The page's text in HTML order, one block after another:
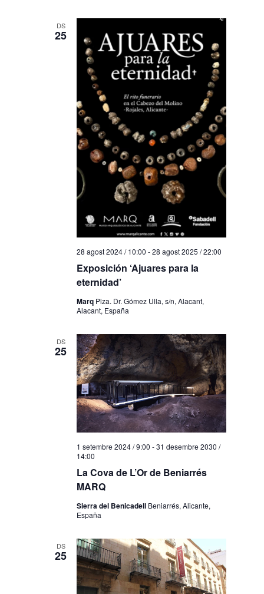
DS
25
Exposición ‘Ajuares para la
eternidad’
28 agost 2024 / 10:00 -28 agost 2025 / 22:00
Marq Plza. Dr. Gómez Ulla, s/n, Alacant,
Alacant, España
DS
25
La Cova de L’Or de Beniarrés
MARQ
1 setembre 2024 / 9:00 -31 desembre 2030 /
14:00
Sierra del Benicadell Beniarrés, Alicante,
España
DS
25